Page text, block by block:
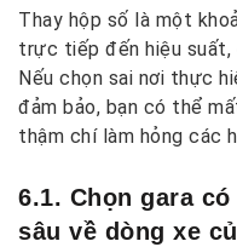
Thay hộp số là một
trực tiếp đến hiệu suất,
Nếu chọn sai nơi thực
đảm bảo, bạn có thể
thậm chí làm hỏng các
6.1. Chọn gara
sâu về dòng xe